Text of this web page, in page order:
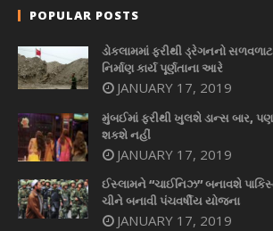
POPULAR POSTS
ડોકલામમાં ફરીથી ડ્રેગનનો
નિર્માણ કાર્ય પૂર્ણતાના આરે
JANUARY 17, 2019
મુંબઈમાં ફરીથી ખુલશે ડાન્સ બાર, પણ
શકશે નહીં
JANUARY 17, 2019
ઈસ્લામને “ચાઈનિઝ” બનાવશે
ચીને બનાવી પંચવર્ષીય યોજના
JANUARY 17, 2019